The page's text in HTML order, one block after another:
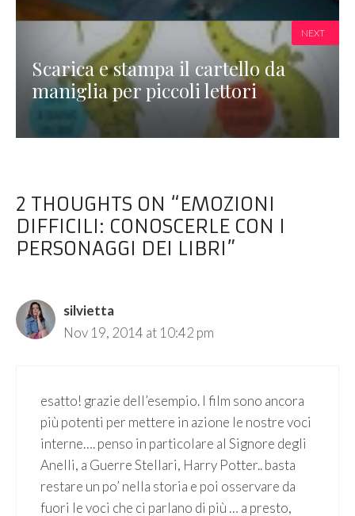
Scarica e stampa il cartello da
maniglia per piccoli lettori
NEXT
2 THOUGHTS ON “EMOZIONI
DIFFICILI: CONOSCERLE CON I
PERSONAGGI DEI LIBRI”
silvietta
Nov 19, 2014 at 10:42 pm
esatto! grazie dell’esempio. I film sono ancora
più potenti per mettere in azione le nostre voci
interne…. penso in particolare al Signore degli
Anelli, a Guerre Stellari, Harry Potter.. basta
restare un po’ nella storia e poi osservare da
fuori le voci che ci parlano di più … a presto,